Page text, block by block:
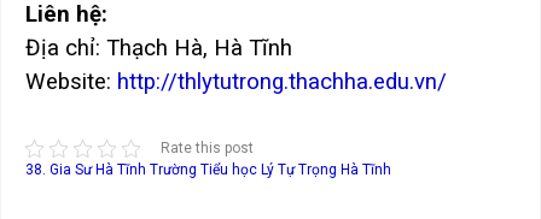
Liên hệ:
Địa chỉ: Thạch Hà, Hà Tĩnh
Website: http://thlytutrong.thachha.edu.vn/
Rate this post
38. Gia Sư Hà Tĩnh Trường Tiểu học Lý Tự Trọng Hà Tĩnh